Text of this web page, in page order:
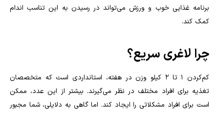
برنامه غذایی خوب و ورزش می‌تواند در رسیدن به این تناسب اندام
کمک کند.
چرا لاغری سریع؟
کم‌کردن ۱ تا ۲ کیلو وزن در هفته، استانداردی است که متخصصان
تغذیه برای افراد مختلف در نظر می‌گیرند. بیشتر از این عدد،‌ ممکن
است برای افراد مشکلاتی را ایجاد کند. اما گاهی به دلایلی، شما مجبور